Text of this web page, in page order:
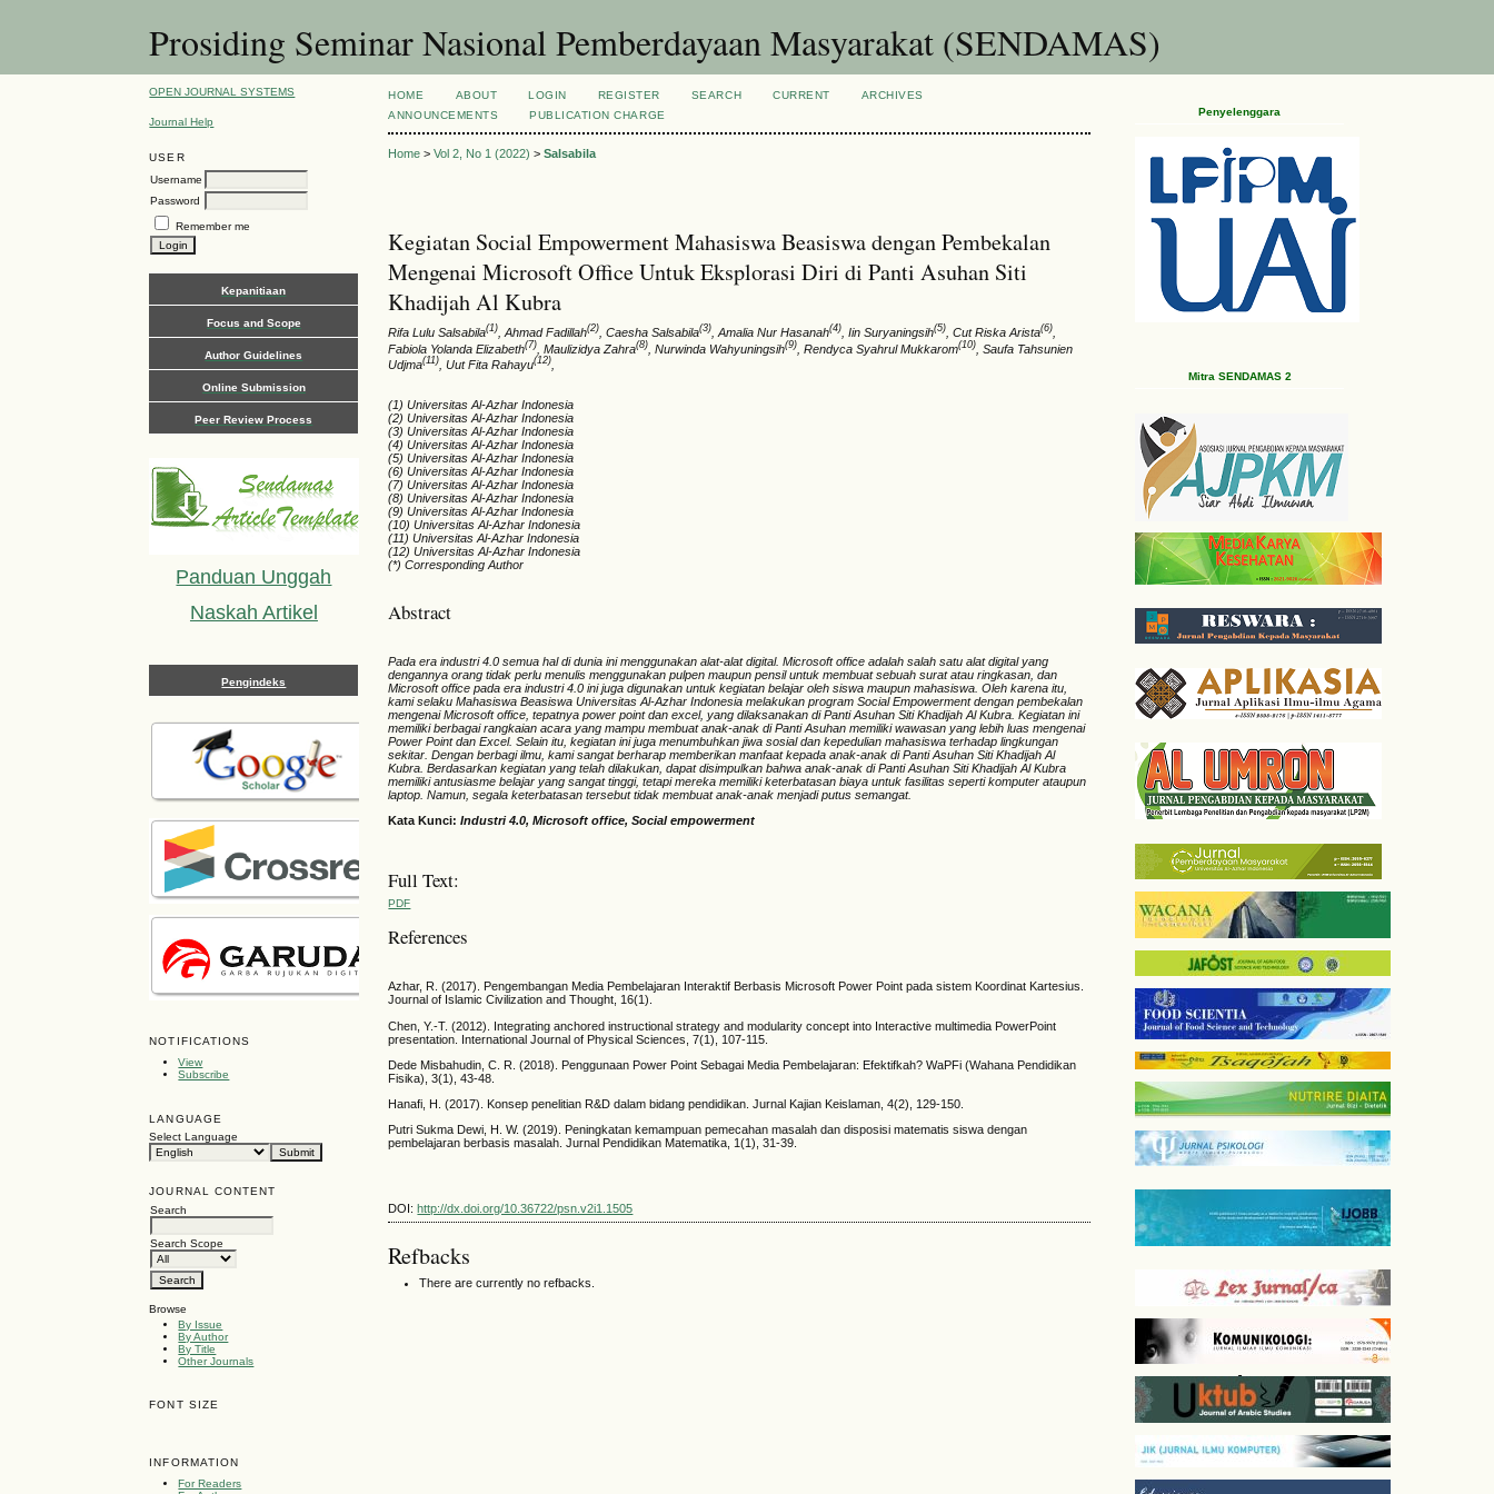
Prosiding Seminar Nasional Pemberdayaan Masyarakat (SENDAMAS)
OPEN JOURNAL SYSTEMS
Journal Help
USER
Username
Password
Remember me
Kepanitiaan
Focus and Scope
Author Guidelines
Online Submission
Peer Review Process
Panduan Unggah
Naskah Artikel
Pengindeks
NOTIFICATIONS
View
Subscribe
LANGUAGE
Select Language
JOURNAL CONTENT
Search
Search Scope
Browse
By Issue
By Author
By Title
Other Journals
FONT SIZE
INFORMATION
For Readers
Penyelenggara
Mitra SENDAMAS 2
HOME ABOUT LOGIN REGISTER SEARCH CURRENT
ARCHIVES
ANNOUNCEMENTS
PUBLICATION CHARGE
Home >Vol 2, No 1 (2022) >Salsabila
Kegiatan Social Empowerment Mahasiswa Beasiswa dengan Pembekalan
Mengenai Microsoft Office Untuk Eksplorasi Diri di Panti Asuhan Siti
Khadijah Al Kubra
Rifa Lulu Salsabila(1) , Ahmad Fadillah(2) , Caesha Salsabila(3) , Amalia Nur Hasanah(4) , Iin Suryaningsih(5) , Cut Riska Arista(6)
Fabiola Yolanda Elizabeth(7) , Maulizidya Zahra(8) , Nurwinda Wahyuningsih(9) , Rendyca Syahrul Mukkarom(10) , Saufa Tahsunien
Udjma(11) , Uut Fita Rahayu(12)
(1) Universitas Al-Azhar Indonesia
(2) Universitas Al-Azhar Indonesia
(3) Universitas Al-Azhar Indonesia
(4) Universitas Al-Azhar Indonesia
(5) Universitas Al-Azhar Indonesia
(6) Universitas Al-Azhar Indonesia
(7) Universitas Al-Azhar Indonesia
(8) Universitas Al-Azhar Indonesia
(9) Universitas Al-Azhar Indonesia
(10) Universitas Al-Azhar Indonesia
(11) Universitas Al-Azhar Indonesia
(12) Universitas Al-Azhar Indonesia
(*) Corresponding Author
Abstract
Pada era industri 4.0 semua hal di dunia ini menggunakan alat-alat digital. Microsoft office adalah salah satu alat digital yang
dengannya orang tidak perlu menulis menggunakan pulpen maupun pensil untuk membuat sebuah surat atau ringkasan, dan
Microsoft office pada era industri 4.0 ini juga digunakan untuk kegiatan belajar oleh siswa maupun mahasiswa. Oleh karena itu,
kami selaku Mahasiswa Beasiswa Universitas Al-Azhar Indonesia melakukan program Social Empowerment dengan pembekalan
mengenai Microsoft office, tepatnya power point dan excel, yang dilaksanakan di Panti Asuhan Siti Khadijah Al Kubra. Kegiatan ini
memiliki berbagai rangkaian acara yang mampu membuat anak-anak di Panti Asuhan memiliki wawasan yang lebih luas mengenai
Power Point dan Excel. Selain itu, kegiatan ini juga menumbuhkan jiwa sosial dan kepedulian mahasiswa terhadap lingkungan
sekitar. Dengan berbagi ilmu, kami sangat berharap memberikan manfaat kepada anak-anak di Panti Asuhan Siti Khadijah Al
Kubra. Berdasarkan kegiatan yang telah dilakukan, dapat disimpulkan bahwa anak-anak di Panti Asuhan Siti Khadijah Al Kubra
memiliki antusiasme belajar yang sangat tinggi, tetapi mereka memiliki keterbatasan biaya untuk fasilitas seperti komputer ataupun
laptop. Namun, segala keterbatasan tersebut tidak membuat anak-anak menjadi putus semangat.
Kata Kunci: Industri 4.0, Microsoft office, Social empowerment
Full Text:
PDF
References
Azhar, R. (2017). Pengembangan Media Pembelajaran Interaktif Berbasis Microsoft Power Point pada sistem Koordinat Kartesius.
Journal of Islamic Civilization and Thought, 16(1).
Chen, Y.-T. (2012). Integrating anchored instructional strategy and modularity concept into Interactive multimedia PowerPoint
presentation. International Journal of Physical Sciences, 7(1), 107-115.
Dede Misbahudin, C. R. (2018). Penggunaan Power Point Sebagai Media Pembelajaran: Efektifkah? WaPFi (Wahana Pendidikan
Fisika), 3(1), 43-48.
Hanafi, H. (2017). Konsep penelitian R&D dalam bidang pendidikan. Jurnal Kajian Keislaman, 4(2), 129-150.
Putri Sukma Dewi, H. W. (2019). Peningkatan kemampuan pemecahan masalah dan disposisi matematis siswa dengan
pembelajaran berbasis masalah. Jurnal Pendidikan Matematika, 1(1), 31-39.
DOI: http://dx.doi.org/10.36722/psn.v2i1.1505
Refbacks
There are currently no refbacks.